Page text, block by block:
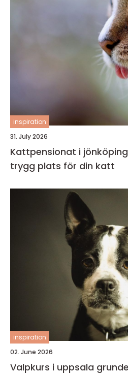
inspiration
31. July 2026
Kattpensionat i jönköping så hittar du en
trygg plats för din katt
inspiration
02. June 2026
Valpkurs i uppsala grunden för en trygg och